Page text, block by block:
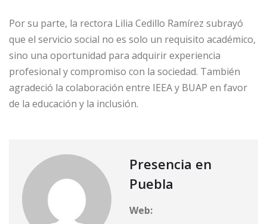
Por su parte, la rectora Lilia Cedillo Ramírez subrayó
que el servicio social no es solo un requisito académico,
sino una oportunidad para adquirir experiencia
profesional y compromiso con la sociedad. También
agradeció la colaboración entre IEEA y BUAP en favor
de la educación y la inclusión.
Presencia en
Puebla
Web: